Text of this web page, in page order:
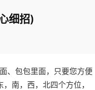
细招)
、包包里面，只要您方便
南，西，北四个方位，